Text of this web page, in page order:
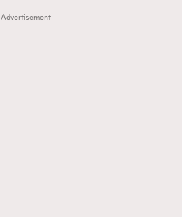
Advertisement